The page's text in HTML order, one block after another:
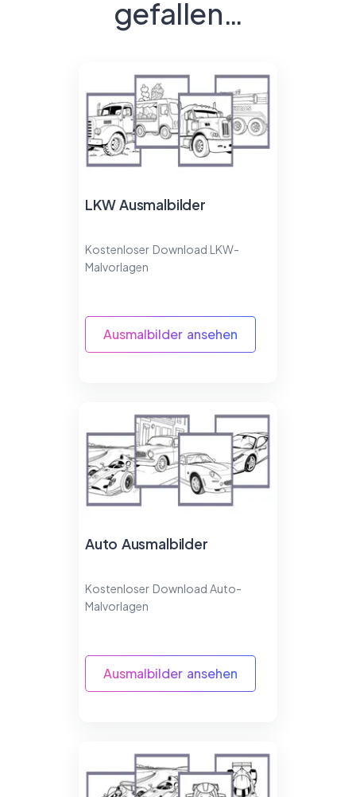
gefallen…
LKW Ausmalbilder
Kostenloser Download LKW-
Malvorlagen
Ausmalbilder ansehen
Auto Ausmalbilder
Kostenloser Download Auto-
Malvorlagen
Ausmalbilder ansehen